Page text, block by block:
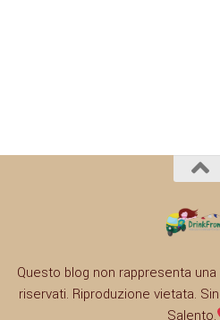
Questo blog non rappresenta
riservati. Riproduzione vietata.
Salento.